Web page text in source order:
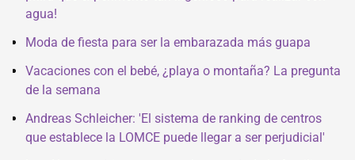
agua!
Moda de fiesta para ser la embarazada más guapa
Vacaciones con el bebé, ¿playa o montaña? La pregunta
de la semana
Andreas Schleicher: 'El sistema de ranking de centros
que establece la LOMCE puede llegar a ser perjudicial'